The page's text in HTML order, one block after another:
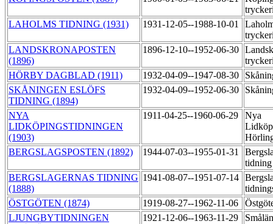
LAHOLMS TIDNING (1931)
1931-12-05--1988-10-01
LANDSKRONAPOSTEN
(1896)
1896-12-10--1952-06-30
HÖRBY DAGBLAD (1911)
1932-04-09--1947-08-30
SKÅNINGEN ESLÖFS
TIDNING (1894)
1932-04-09--1952-06-30
NYA
LIDKÖPINGSTIDNINGEN
(1903)
1911-04-25--1960-06-29
Nya
BERGSLAGSPOSTEN (1892)
1944-07-03--1955-01-31
BERGSLAGERNAS TIDNING
(1888)
1941-08-07--1951-07-14
ÖSTGÖTEN (1874)
1919-08-27--1962-11-06
LJUNGBYTIDNINGEN
1921-12-06--1963-11-29